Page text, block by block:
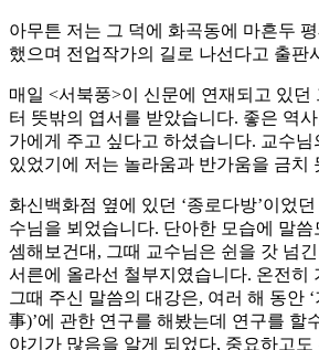
아무튼 저는 그 덕에 화곡동에 마흔두
했으며 전업작가의 길로 나선다고 출판
매일 <서북풍>이 신문에 연재되고 있던
터 뜻밖의 엽서를 받았습니다. 좋은 역
가에게 주고 싶다고 하셨습니다. 교수
있었기에 저는 놀라움과 반가움을 금치
화신백화점 옆에 있던 ‘종로다방’이었
수님을 뵈었습니다. 단아한 모습에 말씀
셈해보건대, 그때 교수님은 쉰을 갓 넘
서른에 올라선 철부지였습니다. 온전히
그때 주신 말씀의 대강은, 여러 해 동안
事)’에 관한 연구를 해봤는데 연구를 할
야기가 많음을 알게 되었다, 중요하고